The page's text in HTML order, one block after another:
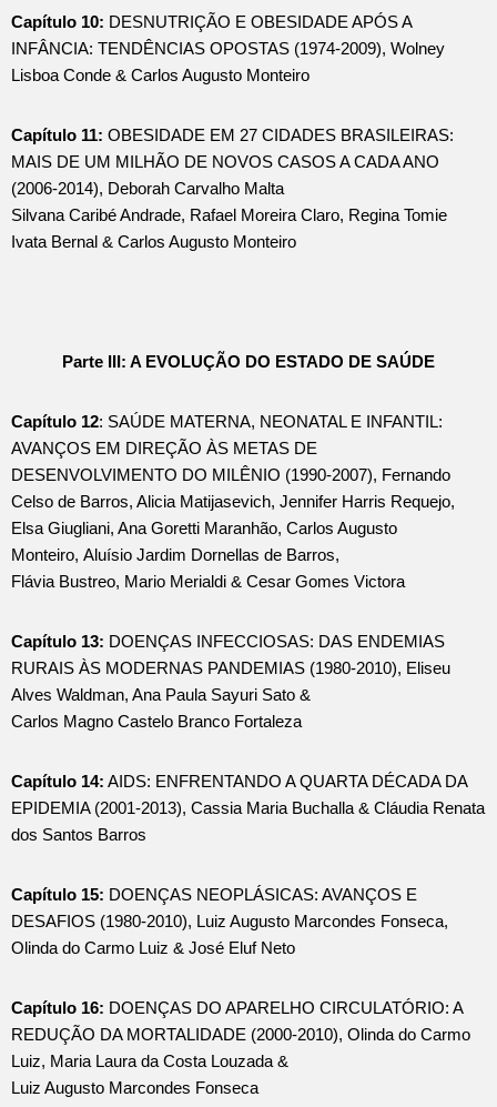
Capítulo 10: DESNUTRIÇÃO E OBESIDADE APÓS A
INFÂNCIA: TENDÊNCIAS OPOSTAS (1974-2009), Wolney
Lisboa Conde & Carlos Augusto Monteiro
Capítulo 11: OBESIDADE EM 27 CIDADES BRASILEIRAS:
MAIS DE UM MILHÃO DE NOVOS CASOS A CADA ANO
(2006-2014), Deborah Carvalho Malta
Silvana Caribé Andrade, Rafael Moreira Claro, Regina Tomie
Ivata Bernal & Carlos Augusto Monteiro
Parte III: A EVOLUÇÃO DO ESTADO DE SAÚDE
Capítulo 12: SAÚDE MATERNA, NEONATAL E INFANTIL:
AVANÇOS EM DIREÇÃO ÀS METAS DE
DESENVOLVIMENTO DO MILÊNIO (1990-2007), Fernando
Celso de Barros, Alicia Matijasevich, Jennifer Harris Requejo,
Elsa Giugliani, Ana Goretti Maranhão, Carlos Augusto
Monteiro, Aluísio Jardim Dornellas de Barros,
Flávia Bustreo, Mario Merialdi & Cesar Gomes Victora
Capítulo 13: DOENÇAS INFECCIOSAS: DAS ENDEMIAS
RURAIS ÀS MODERNAS PANDEMIAS (1980-2010), Eliseu
Alves Waldman, Ana Paula Sayuri Sato &
Carlos Magno Castelo Branco Fortaleza
Capítulo 14: AIDS: ENFRENTANDO A QUARTA DÉCADA DA
EPIDEMIA (2001-2013), Cassia Maria Buchalla & Cláudia Renata
dos Santos Barros
Capítulo 15: DOENÇAS NEOPLÁSICAS: AVANÇOS E
DESAFIOS (1980-2010), Luiz Augusto Marcondes Fonseca,
Olinda do Carmo Luiz & José Eluf Neto
Capítulo 16: DOENÇAS DO APARELHO CIRCULATÓRIO: A
REDUÇÃO DA MORTALIDADE (2000-2010), Olinda do Carmo
Luiz, Maria Laura da Costa Louzada &
Luiz Augusto Marcondes Fonseca